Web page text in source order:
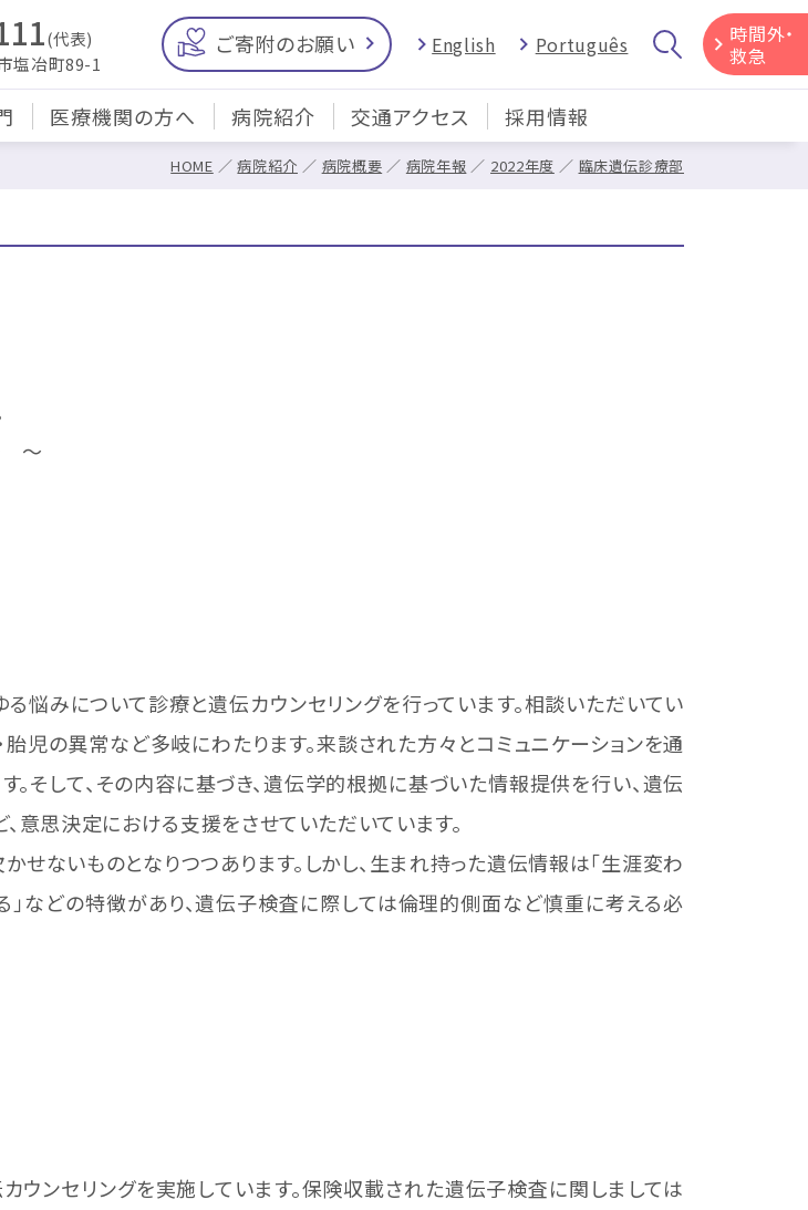
(代表)
塩冶町89-1
ご寄附のお願い English Português
時間外・
救急
医療機関の方へ 病院紹介 交通アクセス 採用情報
HOME 病院紹介 病院概要 病院年報 2022年度 臨床遺伝診療部
～
みについて診療と遺伝カウンセリングを行っています。相談いただいてい
児の異常など多岐にわたります。来談された方々とコミュニケーションを通
。そして、その内容に基づき、遺伝学的根拠に基づいた情報提供を行い、遺伝
意思決定における支援をさせていただいています。
ないものとなりつつあります。しかし、生まれ持った遺伝情報は「生涯変わ
」などの特徴があり、遺伝子検査に際しては倫理的側面など慎重に考える必
ンセリングを実施しています。保険収載された遺伝子検査に関しましては